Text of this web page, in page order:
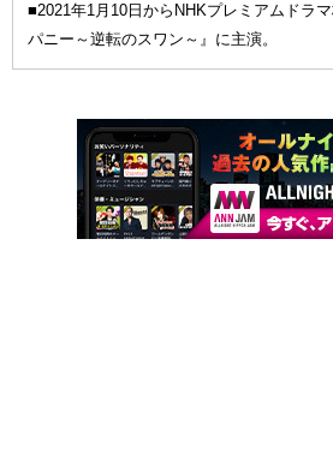
■2021年1月10日からNHKプレミアムドラ
パニー～逆転のスワン～』に主演。